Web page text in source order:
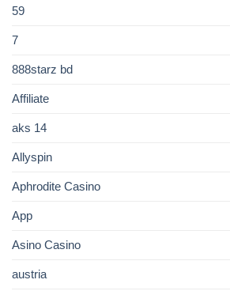
59
7
888starz bd
Affiliate
aks 14
Allyspin
Aphrodite Casino
App
Asino Casino
austria